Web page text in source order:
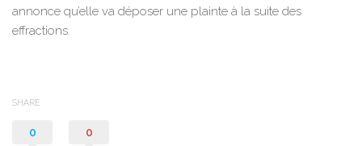
annonce qu’elle va déposer une plainte à la suite des
effractions.
SHARE
0 0